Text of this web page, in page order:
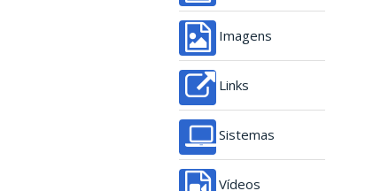
Imagens
Links
Sistemas
Vídeos